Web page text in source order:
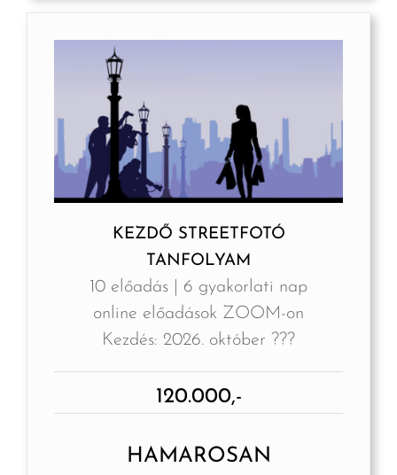
KEZDŐ STREETFOTÓ
TANFOLYAM
10 előadás | 6 gyakorlati nap
online előadások ZOOM-on
Kezdés: 2026. október ???
120.000,-
HAMAROSAN